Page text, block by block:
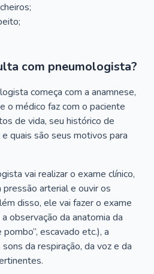
com pneumologista?
começa com a anamnese,
o médico faz com o paciente
de vida, seu histórico de
quais são seus motivos para
vai realizar o exame clínico,
arterial e ouvir os
disso, ele vai fazer o exame
observação da anatomia da
escavado etc.), a
da respiração, da voz e da